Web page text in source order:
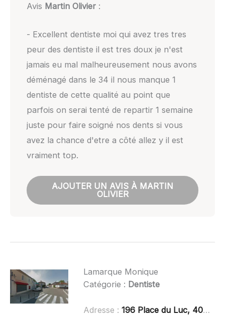
Avis Martin Olivier:
- Excellent dentiste moi qui avez tres tres
peur des dentiste il est tres doux je n'est
jamais eu mal malheureusement nous avons
déménagé dans le 34 il nous manque 1
dentiste de cette qualité au point que
parfois on serai tenté de repartir 1 semaine
juste pour faire soigné nos dents si vous
avez la chance d'etre a côté allez y il est
vraiment top.
AJOUTER UN AVIS À MARTIN
OLIVIER
Lamarque Monique
Catégorie : Dentiste
Adresse : 196 Place du Luc, 40400 Tartas